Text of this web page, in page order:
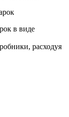
в виде
расходуя